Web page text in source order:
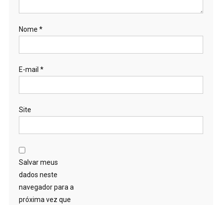
Nome *
E-mail *
Site
Salvar meus
dados neste
navegador para a
próxima vez que